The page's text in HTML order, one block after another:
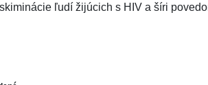
ľudí žijúcich s HIV a šíri